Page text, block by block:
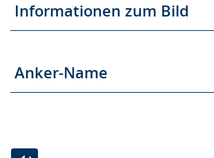
Informationen zum Bild
Anker-Name